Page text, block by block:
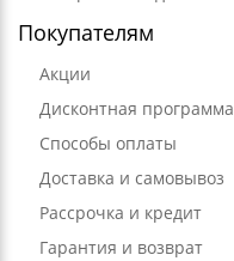
Покупателям
Акции
Дисконтная программа
Способы оплаты
Доставка и самовывоз
Рассрочка и кредит
Гарантия и возврат